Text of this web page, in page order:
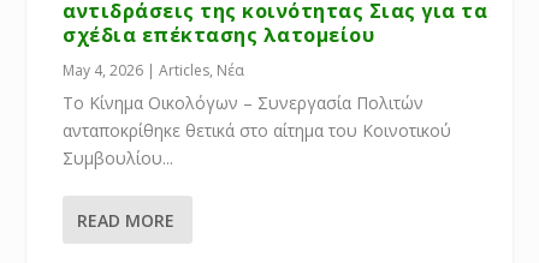
αντιδράσεις της κοινότητας Σιας για τα
σχέδια επέκτασης λατομείου
May 4, 2026 |Articles, Νέα
Το Κίνημα Οικολόγων – Συνεργασία Πολιτών
ανταποκρίθηκε θετικά στο αίτημα του Κοινοτικού
Συμβουλίου...
READ MORE